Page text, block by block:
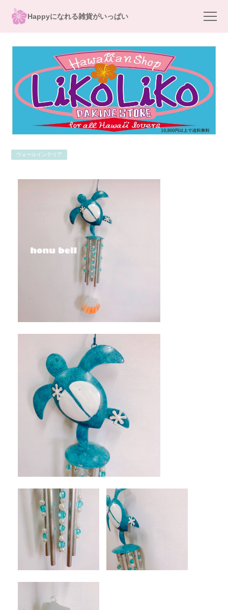
Happyになれる雑貨がいっぱい
ウォールインテリア